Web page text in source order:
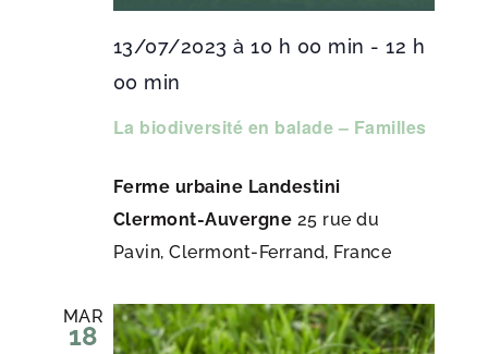
La biodiversité en balade – Familles
13/07/2023 à 10 h 00 min - 12 h
00 min
Ferme urbaine Landestini
Clermont-Auvergne 25 rue du
Pavin, Clermont-Ferrand, France
MAR
18